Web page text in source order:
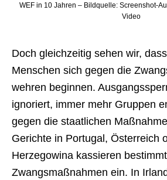
WEF in 10 Jahren – Bildquelle: Screenshot-
Video
Doch gleichzeitig sehen wir,
Menschen sich gegen die
wehren beginnen.
ignoriert, immer mehr Gruppen
gegen die staatlichen
Gerichte in Portugal, Österreich
Herzegowina kassieren
Zwangsmaßnahmen ein. In